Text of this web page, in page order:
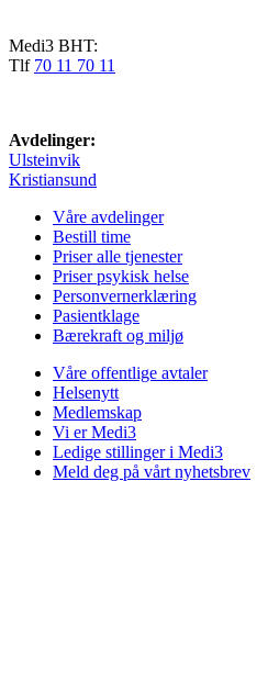
Medi3 BHT:
Tlf 70 11 70 11
Avdelinger:
Ulsteinvik
Kristiansund
Våre avdelinger
Bestill time
Priser alle tjenester
Priser psykisk helse
Personvernerklæring
Pasientklage
Bærekraft og miljø
Våre offentlige avtaler
Helsenytt
Medlemskap
Vi er Medi3
Ledige stillinger i Medi3
Meld deg på vårt nyhetsbrev